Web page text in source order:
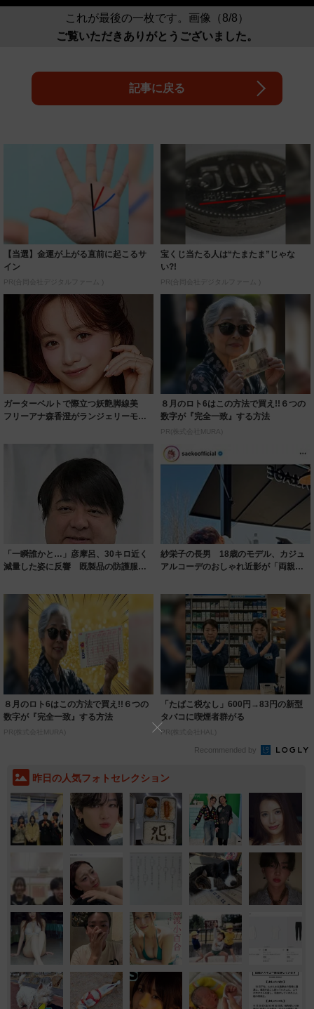
これが最後の一枚です。画像（8/8）
ご覧いただきありがとうございました。
記事に戻る
【当選】金運が上がる直前に起こるサ
イン
PR(合同会社デジタルファーム )
宝くじ当たる人は“たまたま”じゃな
い?!
PR(合同会社デジタルファーム )
ガーターベルトで際立つ妖艶脚線美
フリーアナ森香澄がランジェリーモデ
８月のロト6はこの方法で買え!!６つの
数字が『完全一致』する方法
PR(株式会社MURA)
「一瞬誰かと…」彦摩呂、30キロ近く
減量した姿に反響 既製品の防護服が
紗栄子の長男 18歳のモデル、カジュ
アルコーデのおしゃれ近影が「両親の
８月のロト6はこの方法で買え!!６つの
数字が『完全一致』する方法
PR(株式会社MURA)
「たばこ税なし」600円→83円の新型
タバコに喫煙者群がる
PR(株式会社HAL)
Recommended by
昨日の人気フォトセレクション